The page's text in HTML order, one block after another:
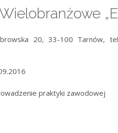
20, 33-100
praktyki zawodowej